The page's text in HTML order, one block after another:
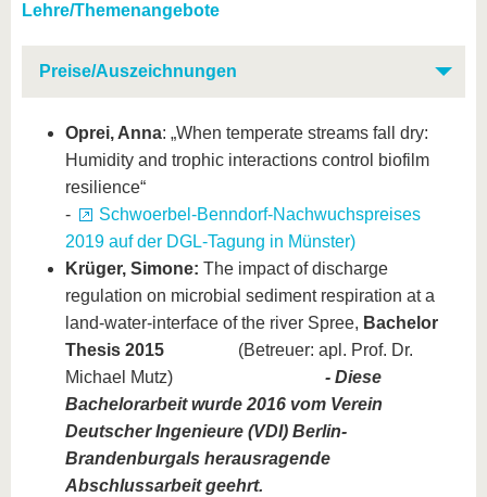
Lehre/Themenangebote
Preise/Auszeichnungen
Oprei, Anna: „When temperate streams fall dry:
Humidity and trophic interactions control biofilm
resilience“
-
Schwoerbel-Benndorf-Nachwuchspreises
2019 auf der DGL-Tagung in Münster)
Krüger, Simone: The impact of discharge
regulation on microbial sediment respiration at a
land-water-interface of the river Spree, Bachelor
Thesis 2015
(Betreuer: apl. Prof. Dr.
Michael Mutz)
- Diese
Bachelorarbeit wurde 2016 vom Verein
Deutscher Ingenieure (VDI) Berlin-
Brandenburgals herausragende
Abschlussarbeit geehrt.